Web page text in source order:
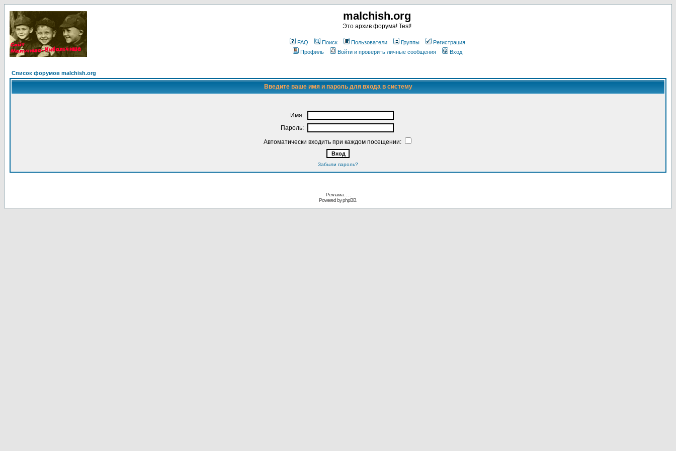
malchish.org
Это архив форума! Test!
FAQ Поиск Пользователи Группы
Регистрация
Профиль
Войти и проверить личные сообщения Вход
Список форумов malchish.org
Введите ваше имя и пароль для входа в систему
Имя:
Пароль:
Автоматически входить при каждом посещении:
Забыли пароль?
Реклама. . .
Powered byphpBB.